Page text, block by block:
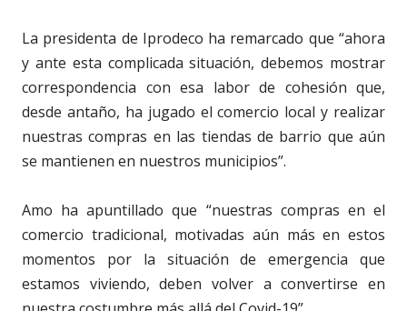
La presidenta de Iprodeco ha remarcado que “ahora
y ante esta complicada situación, debemos mostrar
correspondencia con esa labor de cohesión que,
desde antaño, ha jugado el comercio local y realizar
nuestras compras en las tiendas de barrio que aún
se mantienen en nuestros municipios”.
Amo ha apuntillado que “nuestras compras en el
comercio tradicional, motivadas aún más en estos
momentos por la situación de emergencia que
estamos viviendo, deben volver a convertirse en